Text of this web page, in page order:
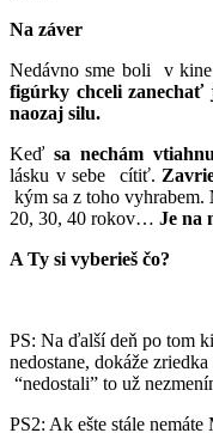
Na záver
Nedávno sme boli v
figúrky chceli
naozaj silu.
Keďsa nechám
lásku v sebe cítiť.
kým sa z toho vyhrabem.
20, 30, 40 rokov… Je na
A Ty si vyberieš čo?
PS: Na ďalší deň po tom
nedostane, dokáže
“nedostali” to už
PS2: Ak ešte stále